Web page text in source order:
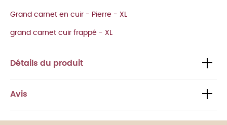
Grand carnet en cuir - Pierre - XL
grand carnet cuir frappé - XL
Détails du produit
Avis